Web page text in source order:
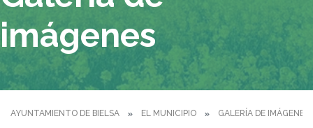
imágenes
AYUNTAMIENTO DE BIELSA EL MUNICIPIO GALERÍA DE IMÁGENES